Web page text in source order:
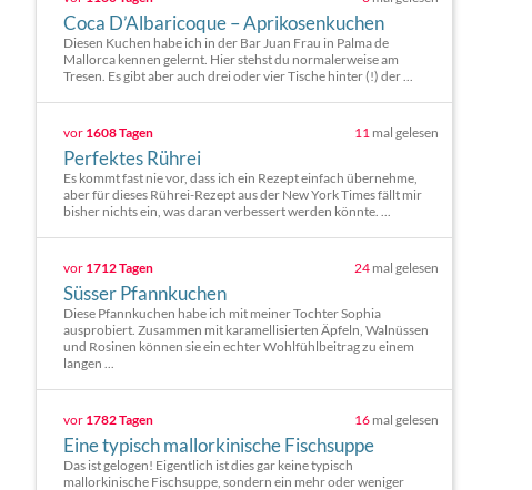
Coca D’Albaricoque – Aprikosenkuchen
Diesen Kuchen habe ich in der Bar Juan Frau in Palma de
Mallorca kennen gelernt. Hier stehst du normalerweise am
Tresen. Es gibt aber auch drei oder vier Tische hinter (!) der ...
vor 1608 Tagen 11 mal gelesen
Perfektes Rührei
Es kommt fast nie vor, dass ich ein Rezept einfach übernehme,
aber für dieses Rührei-Rezept aus der New York Times fällt mir
bisher nichts ein, was daran verbessert werden könnte. ...
vor 1712 Tagen 24 mal gelesen
Süsser Pfannkuchen
Diese Pfannkuchen habe ich mit meiner Tochter Sophia
ausprobiert. Zusammen mit karamellisierten Äpfeln, Walnüssen
und Rosinen können sie ein echter Wohlfühlbeitrag zu einem
langen ...
vor 1782 Tagen 16 mal gelesen
Eine typisch mallorkinische Fischsuppe
Das ist gelogen! Eigentlich ist dies gar keine typisch
mallorkinische Fischsuppe, sondern ein mehr oder weniger